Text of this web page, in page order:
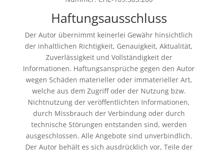
Haftungsausschluss
Der Autor übernimmt keinerlei Gewähr hinsichtlich
der inhaltlichen Richtigkeit, Genauigkeit, Aktualität,
Zuverlässigkeit und Vollständigkeit der
Informationen. Haftungsansprüche gegen den Autor
wegen Schäden materieller oder immaterieller Art,
welche aus dem Zugriff oder der Nutzung bzw.
Nichtnutzung der veröffentlichten Informationen,
durch Missbrauch der Verbindung oder durch
technische Störungen entstanden sind, werden
ausgeschlossen. Alle Angebote sind unverbindlich.
Der Autor behält es sich ausdrücklich vor, Teile der